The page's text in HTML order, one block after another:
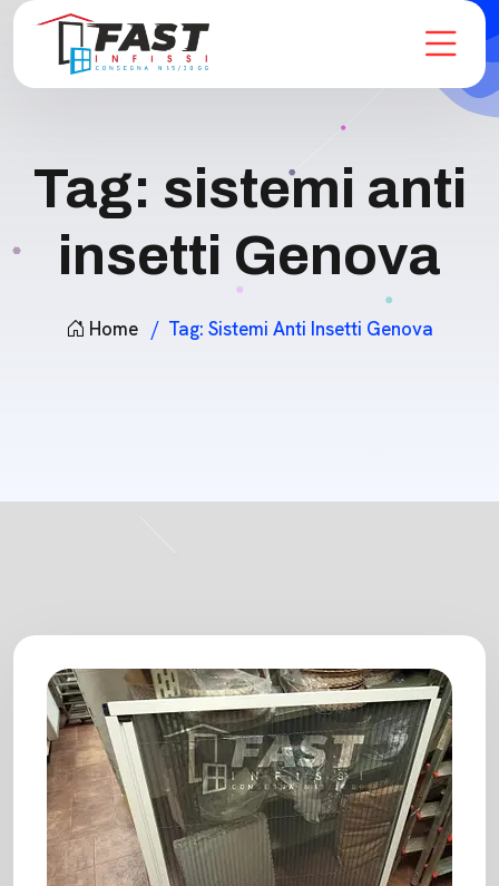
Tag: sistemi anti
insetti Genova
Home Tag: Sistemi Anti Insetti Genova